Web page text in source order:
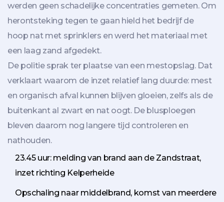
werden geen schadelijke concentraties gemeten. Om
herontsteking tegen te gaan hield het bedrijf de
hoop nat met sprinklers en werd het materiaal met
een laag zand afgedekt.
De politie sprak ter plaatse van een mestopslag. Dat
verklaart waarom de inzet relatief lang duurde: mest
en organisch afval kunnen blijven gloeien, zelfs als de
buitenkant al zwart en nat oogt. De blusploegen
bleven daarom nog langere tijd controleren en
nathouden.
23.45 uur: melding van brand aan de Zandstraat,
inzet richting Kelperheide
Opschaling naar middelbrand, komst van meerdere